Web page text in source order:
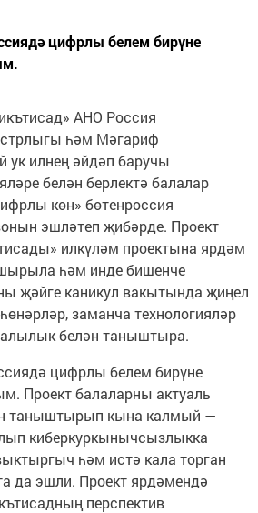
цифрлы белем бирүне
АНО Россия
һәм Мәгариф
ук илнең әйдәп баручы
белән берлектә балалар
көн» бөтенроссия
эшләтеп җибәрде. Проект
илкүләм проектына ярдәм
һәм инде бишенче
җәйге каникул вакытында җиңел
заманча технологияләр
белән таныштыра.
цифрлы белем бирүне
Проект балаларны актуаль
таныштырып кына калмый —
киберкуркынычсызлыкка
һәм истә кала торган
да эшли. Проект ярдәмендә
перспектив